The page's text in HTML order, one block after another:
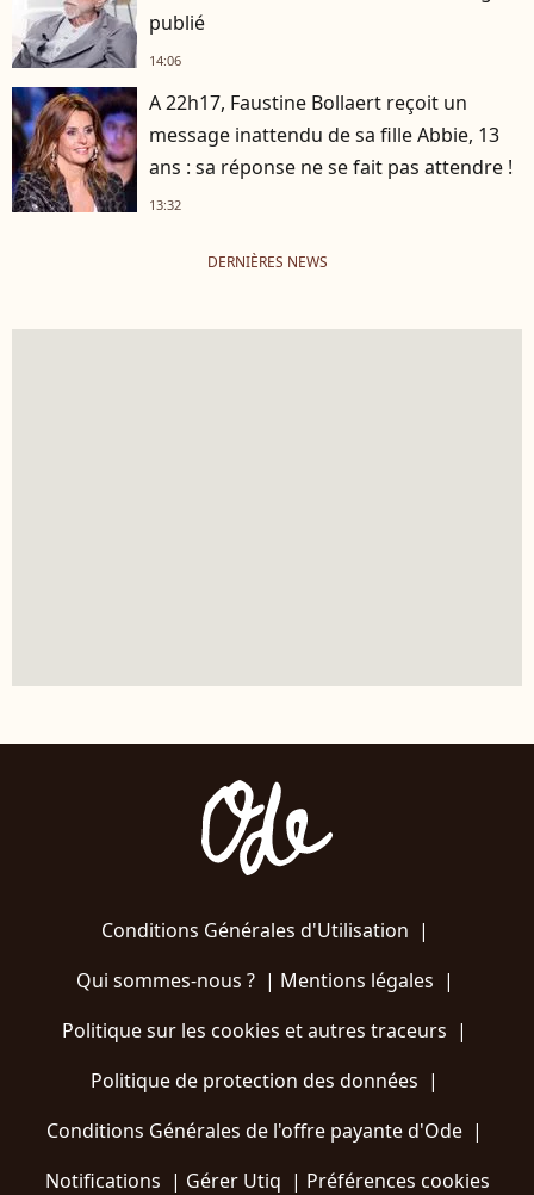
publié
14:06
A 22h17, Faustine Bollaert reçoit un
message inattendu de sa fille Abbie, 13
ans : sa réponse ne se fait pas attendre !
13:32
DERNIÈRES NEWS
Conditions Générales d'Utilisation |
Qui sommes-nous ?| Mentions légales |
Politique sur les cookies et autres traceurs |
Politique de protection des données |
Conditions Générales de l'offre payante d'Ode |
Notifications | Gérer Utiq | Préférences cookies